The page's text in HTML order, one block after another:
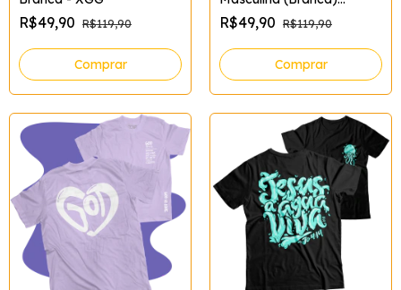
R$49,90 R$119,90
Comprar
Tamanho:XG;Cor:Branco
R$49,90 R$119,90
Comprar